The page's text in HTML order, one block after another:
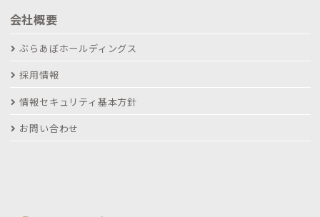
会社概要
ぶらあぼホールディングス
採用情報
情報セキュリティ基本方針
お問い合わせ